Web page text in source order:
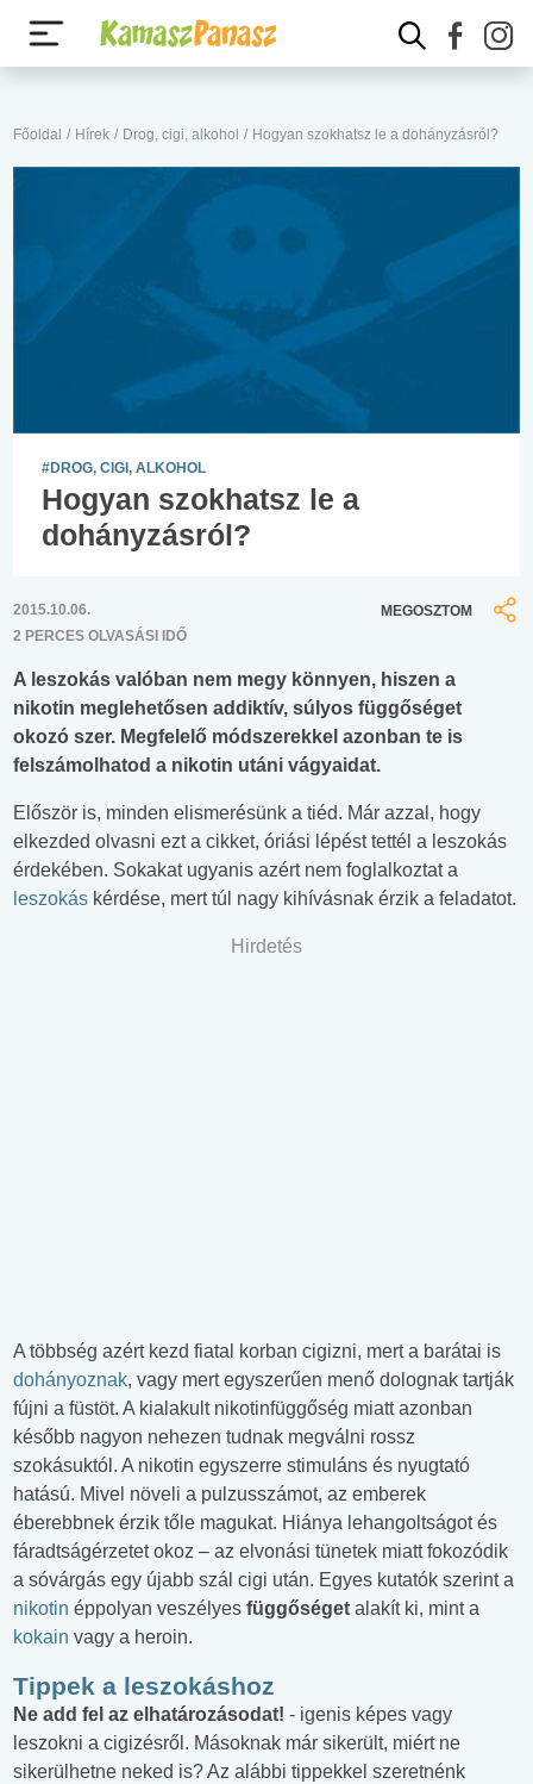
Főoldal / Hírek / Drog, cigi, alkohol / Hogyan szokhatsz le a dohányzásról?
#DROG, CIGI, ALKOHOL
Hogyan szokhatsz le a
dohányzásról?
2015.10.06.
2 PERCES OLVASÁSI IDŐ
MEGOSZTOM
A leszokás valóban nem megy könnyen, hiszen a
nikotin meglehetősen addiktív, súlyos függőséget
okozó szer. Megfelelő módszerekkel azonban te is
felszámolhatod a nikotin utáni vágyaidat.
Először is, minden elismerésünk a tiéd. Már azzal, hogy
elkezded olvasni ezt a cikket, óriási lépést tettél a leszokás
érdekében. Sokakat ugyanis azért nem foglalkoztat a
leszokás kérdése, mert túl nagy kihívásnak érzik a feladatot.
Hirdetés
A többség azért kezd fiatal korban cigizni, mert a barátai is
dohányoznak, vagy mert egyszerűen menő dolognak tartják
fújni a füstöt. A kialakult nikotinfüggőség miatt azonban
később nagyon nehezen tudnak megválni rossz
szokásuktól. A nikotin egyszerre stimuláns és nyugtató
hatású. Mivel növeli a pulzusszámot, az emberek
éberebbnek érzik tőle magukat. Hiánya lehangoltságot és
fáradtságérzetet okoz – az elvonási tünetek miatt fokozódik
a sóvárgás egy újabb szál cigi után. Egyes kutatók szerint a
nikotin éppolyan veszélyes függőséget alakít ki, mint a
kokain vagy a heroin.
Tippek a leszokáshoz
Ne add fel az elhatározásodat! - igenis képes vagy
leszokni a cigizésről. Másoknak már sikerült, miért ne
sikerülhetne neked is? Az alábbi tippekkel szeretnénk